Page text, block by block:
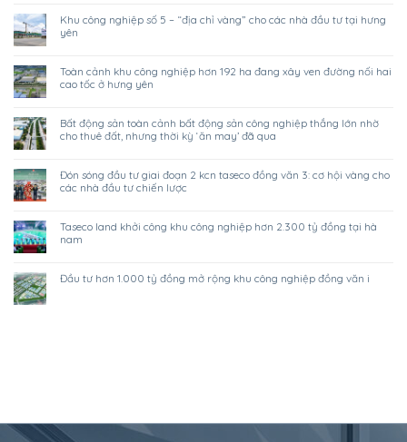
khu công nghiệp số 5 – “địa chỉ vàng” cho các nhà đầu tư tại hưng
yên
toàn cảnh khu công nghiệp hơn 192 ha đang xây ven đường nối hai
cao tốc ở hưng yên
bất động sản toàn cảnh bất động sản công nghiệp thắng lớn nhờ
cho thuê đất, nhưng thời kỳ ‘ăn may’ đã qua
đón sóng đầu tư giai đoạn 2 kcn taseco đồng văn 3: cơ hội vàng cho
các nhà đầu tư chiến lược
taseco land khởi công khu công nghiệp hơn 2.300 tỷ đồng tại hà
nam
đầu tư hơn 1.000 tỷ đồng mở rộng khu công nghiệp đồng văn i